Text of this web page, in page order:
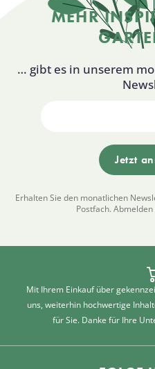
MEHR
… gibt es in unserem
Erhalten Sie den monatlichen
Postfach.
Mit Ihrem Einkauf über
uns, weiterhin hochwertige
für Sie. Danke für Ihre